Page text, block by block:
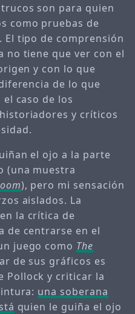
son para quien
como pruebas de
El tipo de comprensión
no tiene que ver con el
y con lo que
de lo que
caso de los
y críticos
el ojo a la parte
(una muestra
), pero mi sensación
aislados. La
la crítica de
de centrarse en el
juego como The
de sus gráficos es
Pollock y criticar la
una soberana
quien le guiña el ojo